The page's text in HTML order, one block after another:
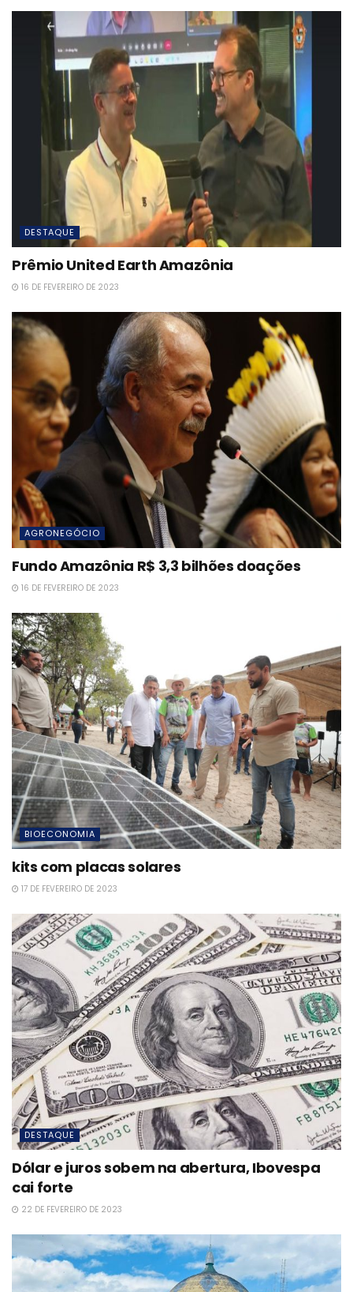
DESTAQUE
Prêmio United Earth Amazônia
16 DE FEVEREIRO DE 2023
AGRONEGÓCIO
Fundo Amazônia R$ 3,3 bilhões doações
16 DE FEVEREIRO DE 2023
BIOECONOMIA
kits com placas solares
17 DE FEVEREIRO DE 2023
DESTAQUE
Dólar e juros sobem na abertura, Ibovespa
cai forte
22 DE FEVEREIRO DE 2023